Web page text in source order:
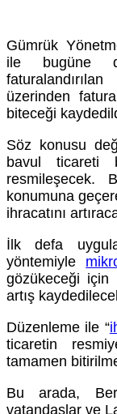
Gümrük
ile bugüne
üzerinden
biteceği
Söz konusu
bavul ticareti
resmileşecek.
konumuna
ihracatını
İlk defa
yöntemiyle
gözükeceği için
artış
Düzenleme ile “
ticaretin
tamamen
Bu arada,
vatandaşlar ve